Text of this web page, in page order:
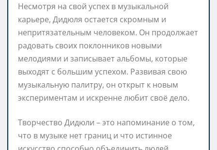
Несмотря на свой успех в музыкальной
карьере, Дидюля остается скромным и
непритязательным человеком. Он продолжает
радовать своих поклонников новыми
мелодиями и записывает альбомы, которые
выходят с большим успехом. Развивая свою
музыкальную палитру, он открыт к новым
экспериментам и искренне любит своё дело.
Творчество Дидюли – это напоминание о том,
что в музыке нет границ и что истинное